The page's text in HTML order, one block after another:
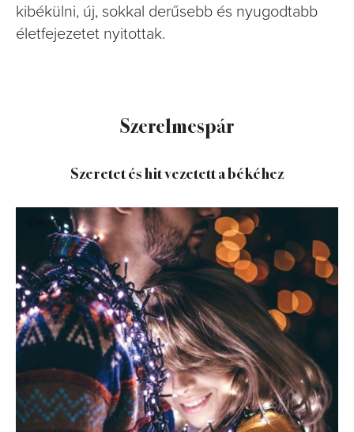
kibékülni, új, sokkal derűsebb és nyugodtabb
életfejezetet nyitottak.
Szerelmespár
Szeretet és hit vezetett a békéhez